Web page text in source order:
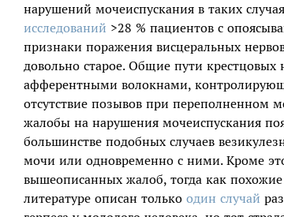
нарушений мочеиспускания в таких
исследований >28 % пациентов с
признаки поражения висцеральных
довольно старое. Общие пути
афферентными волокнами,
отсутствие позывов при переполненном
жалобы на нарушения мочеиспускания
большинстве подобных случаев
мочи или одновременно с ними. Кроме
вышеописанных жалоб, тогда как
литературе описан только один случай